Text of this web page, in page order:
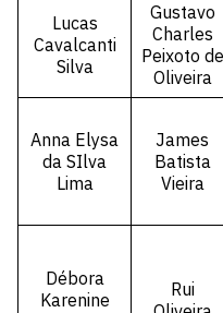
Lucas
Cavalcanti
Silva
Gustavo
Charles
Peixoto de
Oliveira
Anna Elysa
da SIlva
Lima
James
Batista
Vieira
Débora
Karenine
Rui